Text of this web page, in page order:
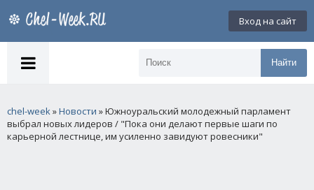
Вход на сайт
Найти
chel-week»Новости » Южноуральский молодежный парламент
выбрал новых лидеров / "Пока они делают первые шаги по
карьерной лестнице, им усиленно завидуют ровесники"